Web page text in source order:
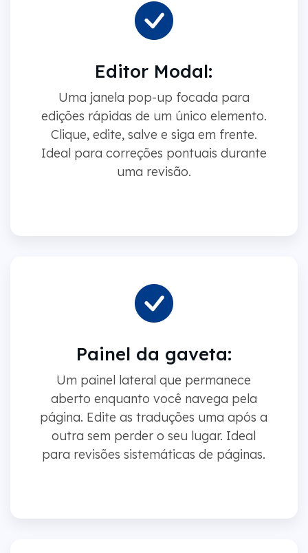
Editor Modal:
Uma janela pop-up focada para
edições rápidas de um único elemento.
Clique, edite, salve e siga em frente.
Ideal para correções pontuais durante
uma revisão.
Painel da gaveta:
Um painel lateral que permanece
aberto enquanto você navega pela
página. Edite as traduções uma após a
outra sem perder o seu lugar. Ideal
para revisões sistemáticas de páginas.